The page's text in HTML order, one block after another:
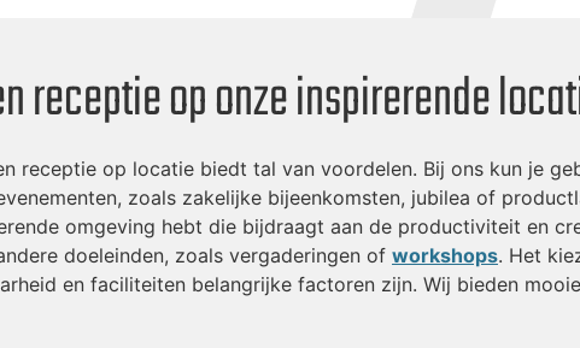
receptie op onze inspirerende
receptie op locatie biedt tal van voordelen. Bij ons kun je
zoals zakelijke bijeenkomsten, jubilea of
omgeving hebt die bijdraagt aan de productiviteit en
doeleinden, zoals vergaderingen of workshops. Het
en faciliteiten belangrijke factoren zijn. Wij bieden